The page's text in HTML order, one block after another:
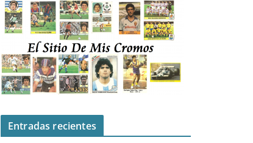
Entradas recientes